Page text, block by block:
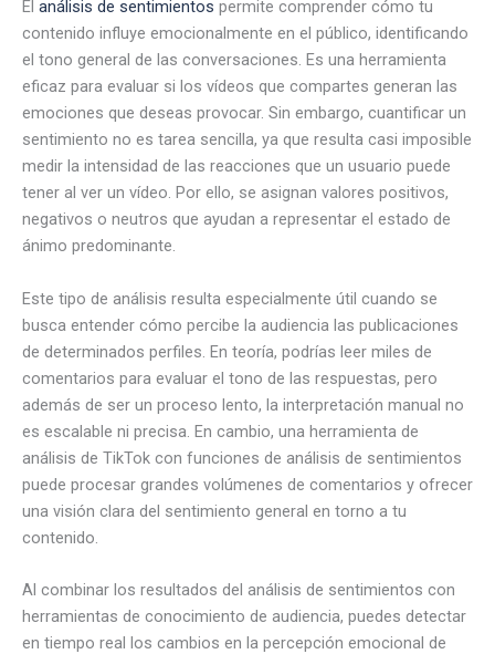
El análisis de sentimientos permite comprender cómo tu
contenido influye emocionalmente en el público, identificando
el tono general de las conversaciones. Es una herramienta
eficaz para evaluar si los vídeos que compartes generan las
emociones que deseas provocar. Sin embargo, cuantificar un
sentimiento no es tarea sencilla, ya que resulta casi imposible
medir la intensidad de las reacciones que un usuario puede
tener al ver un vídeo. Por ello, se asignan valores positivos,
negativos o neutros que ayudan a representar el estado de
ánimo predominante.
Este tipo de análisis resulta especialmente útil cuando se
busca entender cómo percibe la audiencia las publicaciones
de determinados perfiles. En teoría, podrías leer miles de
comentarios para evaluar el tono de las respuestas, pero
además de ser un proceso lento, la interpretación manual no
es escalable ni precisa. En cambio, una herramienta de
análisis de TikTok con funciones de análisis de sentimientos
puede procesar grandes volúmenes de comentarios y ofrecer
una visión clara del sentimiento general en torno a tu
contenido.
Al combinar los resultados del análisis de sentimientos con
herramientas de conocimiento de audiencia, puedes detectar
en tiempo real los cambios en la percepción emocional de